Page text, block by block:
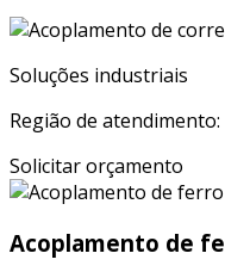
Soluções industriais
Região de
Solicitar orçamento
Acoplamento de